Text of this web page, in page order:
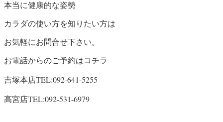
本当に健康的な姿勢
カラダの使い方を知りたい方は
お気軽にお問合せ下さい。
お電話からのご予約はコチラ
吉塚本店TEL:092-641-5255
高宮店TEL:092-531-6979